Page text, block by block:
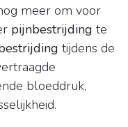
meer om voor
pijnbestrijding te
tijdens de
bloeddruk,